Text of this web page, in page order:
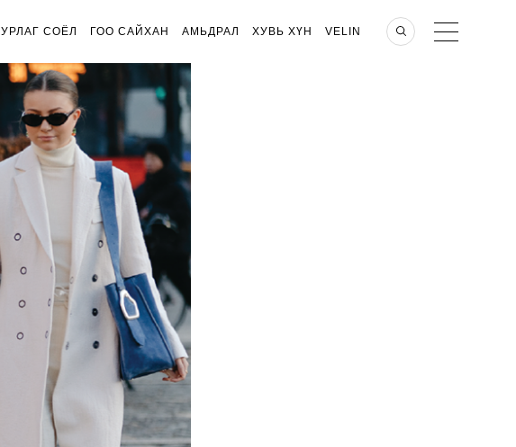
УРЛАГ СОЁЛ ГОО САЙХАН АМЬДРАЛ ХУВЬ ХҮН VELIN